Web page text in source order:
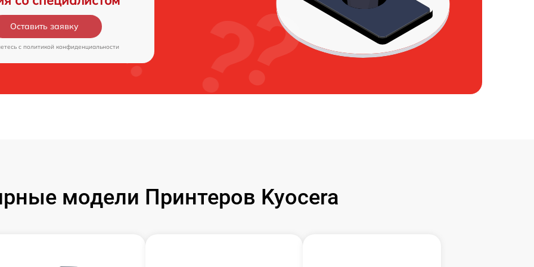
Оставить заявку
c политикой конфиденциальности
модели Принтеров Kyocera